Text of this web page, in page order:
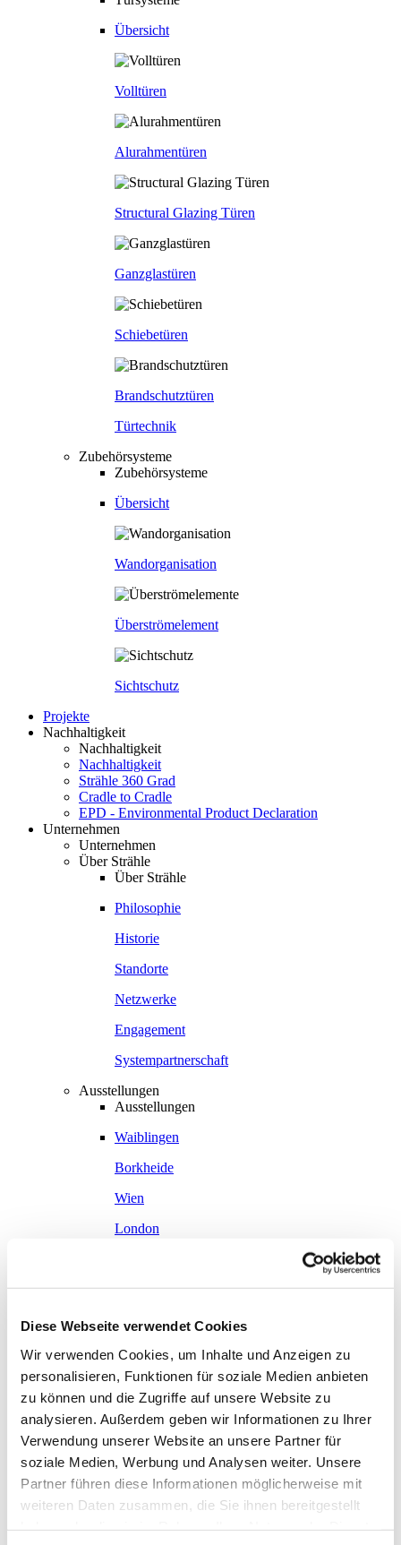
Diese Webseite verwendet Cookies
Wir verwenden Cookies, um Inhalte und Anzeigen zu
personalisieren, Funktionen für soziale Medien anbieten
zu können und die Zugriffe auf unsere Website zu
analysieren. Außerdem geben wir Informationen zu Ihrer
Verwendung unserer Website an unsere Partner für
soziale Medien, Werbung und Analysen weiter. Unsere
Partner führen diese Informationen möglicherweise mit
weiteren Daten zusammen, die Sie ihnen bereitgestellt
Übersicht
Volltüren
Alurahmentüren
Structural Glazing Türen
Ganzglastüren
Schiebetüren
Brandschutztüren
Türtechnik
Zubehörsysteme
Zubehörsysteme
Übersicht
Wandorganisation
Überströmelement
Sichtschutz
Projekte
Nachhaltigkeit
Nachhaltigkeit
Nachhaltigkeit
Strähle 360 Grad
Cradle to Cradle
EPD - Environmental Product Declaration
Unternehmen
Unternehmen
Über Strähle
Über Strähle
Philosophie
Historie
Standorte
Netzwerke
Engagement
Systempartnerschaft
Ausstellungen
Ausstellungen
Waiblingen
Borkheide
Wien
London
Service
Planungstool Architekten
Planungstool Architekten
CAD
Ausschreibungstexte
BIM
Videoarchiv